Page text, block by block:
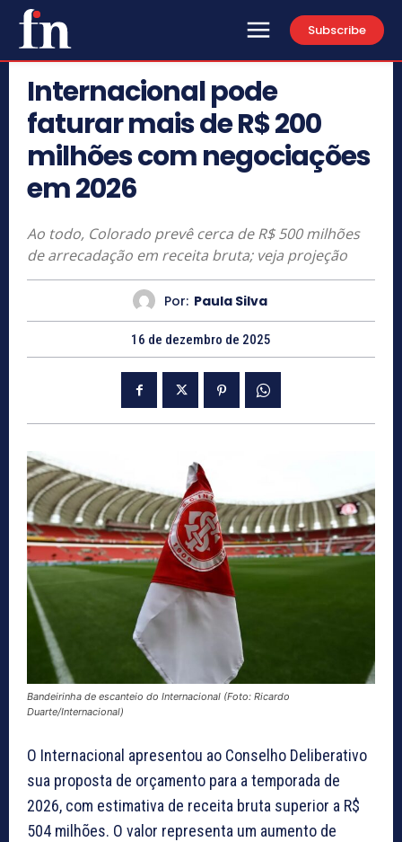
Subscribe
Internacional pode
faturar mais de R$ 200
milhões com negociações
em 2026
Ao todo, Colorado prevê cerca de R$ 500 milhões
de arrecadação em receita bruta; veja projeção
Por: Paula Silva
16 de dezembro de 2025
Bandeirinha de escanteio do Internacional (Foto: Ricardo
Duarte/Internacional)
O Internacional apresentou ao Conselho Deliberativo
sua proposta de orçamento para a temporada de
2026, com estimativa de receita bruta superior a R$
504 milhões. O valor representa um aumento de